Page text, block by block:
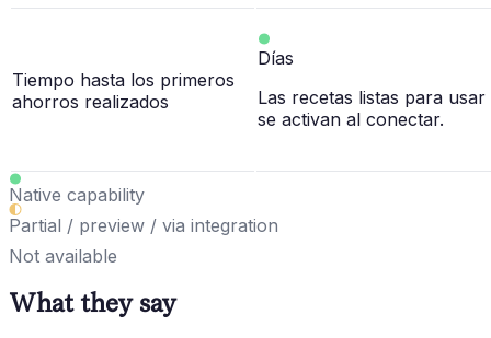
Tiempo hasta los primeros
ahorros realizados
Días
Las recetas listas para usar
se activan al conectar.
Native capability
Partial / preview / via integration
Not available
What they say